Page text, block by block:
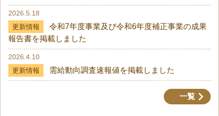
2026.5.18
更新情報
令和7年度事業及び令和6年度補正事業の成果
報告書を掲載しました
2026.4.10
更新情報
需給動向調査速報値を掲載しました
一覧